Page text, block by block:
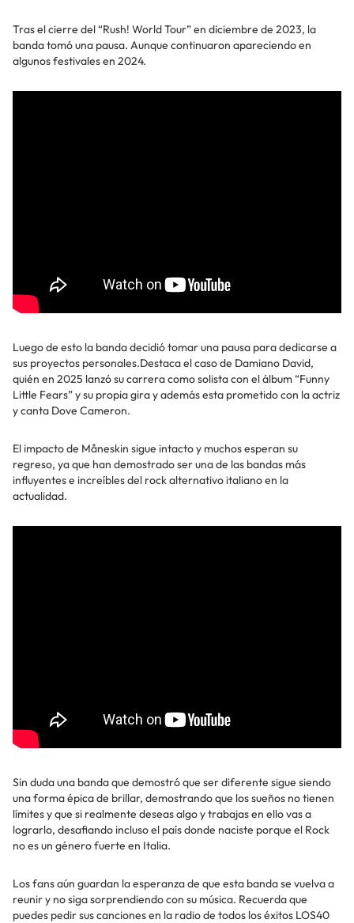
Tras el cierre del “Rush! World Tour” en diciembre de 2023, la
banda tomó una pausa. Aunque continuaron apareciendo en
algunos festivales en 2024.
Luego de esto la banda decidió tomar una pausa para dedicarse a
sus proyectos personales.Destaca el caso de Damiano David,
quién en 2025 lanzó su carrera como solista con el álbum “Funny
Little Fears” y su propia gira y además esta prometido con la actriz
y canta Dove Cameron.
El impacto de Måneskin sigue intacto y muchos esperan su
regreso, ya que han demostrado ser una de las bandas más
influyentes e increíbles del rock alternativo italiano en la
actualidad.
Sin duda una banda que demostró que ser diferente sigue siendo
una forma épica de brillar, demostrando que los sueños no tienen
límites y que si realmente deseas algo y trabajas en ello vas a
lograrlo, desafiando incluso el país donde naciste porque el Rock
no es un género fuerte en Italia.
Los fans aún guardan la esperanza de que esta banda se vuelva a
reunir y no siga sorprendiendo con su música. Recuerda que
puedes pedir sus canciones en la radio de todos los éxitos LOS40